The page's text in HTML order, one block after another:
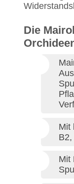
Die
Mit
Mit